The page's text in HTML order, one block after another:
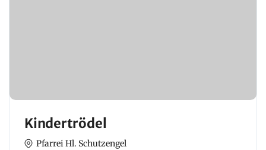
Kindertrödel
Pfarrei Hl. Schutzengel